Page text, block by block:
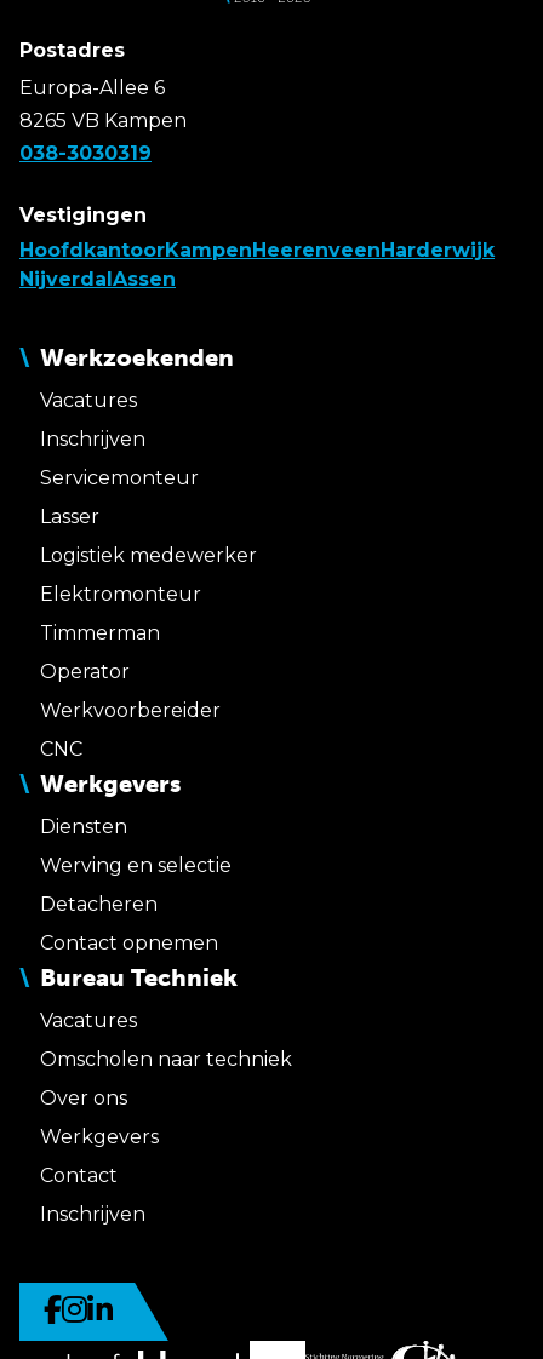
Postadres
Europa-Allee 6
8265 VB Kampen
038-3030319
Vestigingen
HoofdkantoorKampen Heerenveen Harderwijk
Nijverdal Assen
Werkzoekenden
Vacatures
Inschrijven
Servicemonteur
Lasser
Logistiek medewerker
Elektromonteur
Timmerman
Operator
Werkvoorbereider
CNC
Werkgevers
Diensten
Werving en selectie
Detacheren
Contact opnemen
Bureau Techniek
Vacatures
Omscholen naar techniek
Over ons
Werkgevers
Contact
Inschrijven